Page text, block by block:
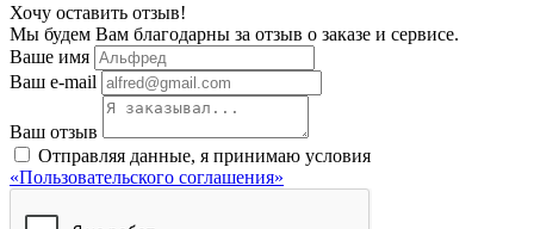
Хочу оставить отзыв!
Мы будем Вам благодарны за отзыв о заказе и сервисе.
Ваше имя
Ваш e-mail
Ваш отзыв
Отправляя данные, я принимаю условия
«Пользовательского соглашения»